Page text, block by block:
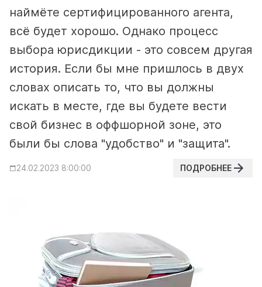
наймёте сертифицированного агента,
всё будет хорошо. Однако процесс
выбора юрисдикции - это совсем другая
история. Если бы мне пришлось в двух
словах описать то, что вы должны
искать в месте, где вы будете вести
свой бизнес в оффшорной зоне, это
были бы слова "удобство" и "защита".
24.02.2023 8:00:00 ПОДРОБНЕЕ